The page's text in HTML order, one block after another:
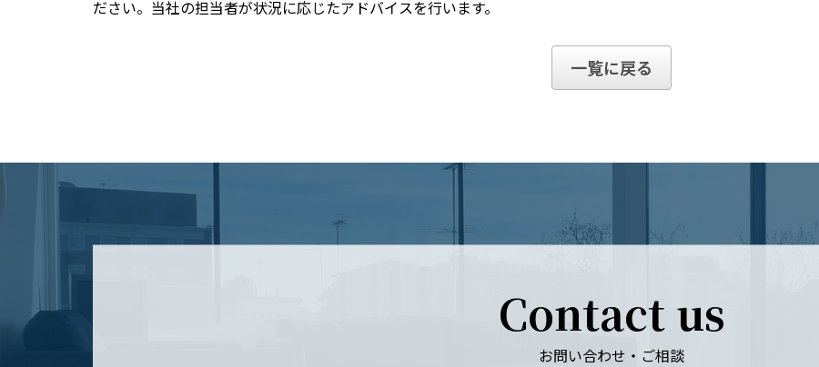
ださい。当社の担当者が状況に応じたアドバイスを行います。
一覧に戻る
Contact us
お問い合わせ・ご相談